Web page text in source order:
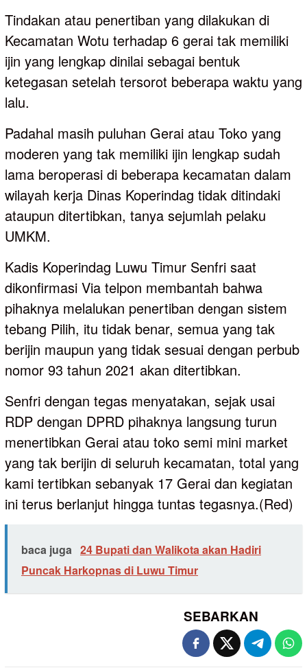
Tindakan atau penertiban yang dilakukan di
Kecamatan Wotu terhadap 6 gerai tak memiliki
ijin yang lengkap dinilai sebagai bentuk
ketegasan setelah tersorot beberapa waktu yang
lalu.
Padahal masih puluhan Gerai atau Toko yang
moderen yang tak memiliki ijin lengkap sudah
lama beroperasi di beberapa kecamatan dalam
wilayah kerja Dinas Koperindag tidak ditindaki
ataupun ditertibkan, tanya sejumlah pelaku
UMKM.
Kadis Koperindag Luwu Timur Senfri saat
dikonfirmasi Via telpon membantah bahwa
pihaknya melalukan penertiban dengan sistem
tebang Pilih, itu tidak benar, semua yang tak
berijin maupun yang tidak sesuai dengan perbub
nomor 93 tahun 2021 akan ditertibkan.
Senfri dengan tegas menyatakan, sejak usai
RDP dengan DPRD pihaknya langsung turun
menertibkan Gerai atau toko semi mini market
yang tak berijin di seluruh kecamatan, total yang
kami tertibkan sebanyak 17 Gerai dan kegiatan
ini terus berlanjut hingga tuntas tegasnya.(Red)
baca juga 24 Bupati dan Walikota akan Hadiri
Puncak Harkopnas di Luwu Timur
SEBARKAN